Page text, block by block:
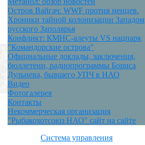
Остров Вайгач: WWF против ненцев.
Хроники тайной колонизации Западом
русского Заполярья
Конфликт: КМНС-алеуты VS нацпарк
"Командорские острова"
Официальные доклады, заключения,
бюллетени, радиопрограммы Бориса
Дульнева, бывшего УПЧ в НАО
Видео
Фотогалерея
Контакты
Некоммерческая организация
"Рыбакохотсоюз НАО" сайт на сайте
Система управления